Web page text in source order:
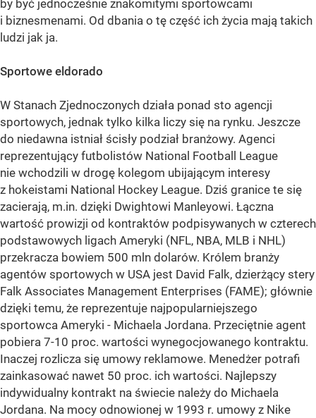
by być jednocześnie znakomitymi sportowcami
i biznesmenami. Od dbania o tę część ich życia mają takich
ludzi jak ja.
Sportowe eldorado
W Stanach Zjednoczonych działa ponad sto agencji
sportowych, jednak tylko kilka liczy się na rynku. Jeszcze
do niedawna istniał ścisły podział branżowy. Agenci
reprezentujący futbolistów National Football League
nie wchodzili w drogę kolegom ubijającym interesy
z hokeistami National Hockey League. Dziś granice te się
zacierają, m.in. dzięki Dwightowi Manleyowi. Łączna
wartość prowizji od kontraktów podpisywanych w czterech
podstawowych ligach Ameryki (NFL, NBA, MLB i NHL)
przekracza bowiem 500 mln dolarów. Królem branży
agentów sportowych w USA jest David Falk, dzierżący stery
Falk Associates Management Enterprises (FAME); głównie
dzięki temu, że reprezentuje najpopularniejszego
sportowca Ameryki - Michaela Jordana. Przeciętnie agent
pobiera 7-10 proc. wartości wynegocjowanego kontraktu.
Inaczej rozlicza się umowy reklamowe. Menedżer potrafi
zainkasować nawet 50 proc. ich wartości. Najlepszy
indywidualny kontrakt na świecie należy do Michaela
Jordana. Na mocy odnowionej w 1993 r. umowy z Nike